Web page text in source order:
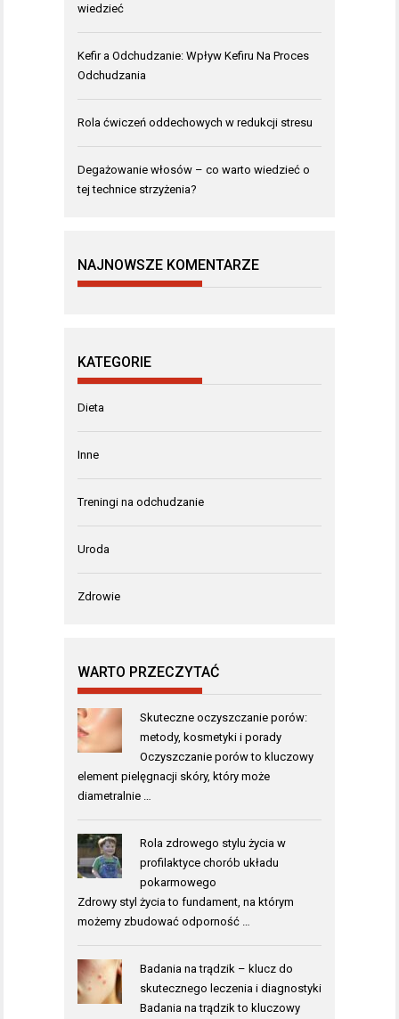
wiedzieć
Kefir a Odchudzanie: Wpływ Kefiru Na Proces
Odchudzania
Rola ćwiczeń oddechowych w redukcji stresu
Degażowanie włosów – co warto wiedzieć o
tej technice strzyżenia?
NAJNOWSZE KOMENTARZE
KATEGORIE
Dieta
Inne
Treningi na odchudzanie
Uroda
Zdrowie
WARTO PRZECZYTAĆ
Skuteczne oczyszczanie porów:
metody, kosmetyki i porady
Oczyszczanie porów to kluczowy
element pielęgnacji skóry, który może
diametralnie …
Rola zdrowego stylu życia w
profilaktyce chorób układu
pokarmowego
Zdrowy styl życia to fundament, na którym
możemy zbudować odporność …
Badania na trądzik – klucz do
skutecznego leczenia i diagnostyki
Badania na trądzik to kluczowy